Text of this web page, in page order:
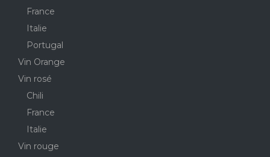
France
Italie
Portugal
Vin Orange
Vin rosé
Chili
France
Italie
Vin rouge